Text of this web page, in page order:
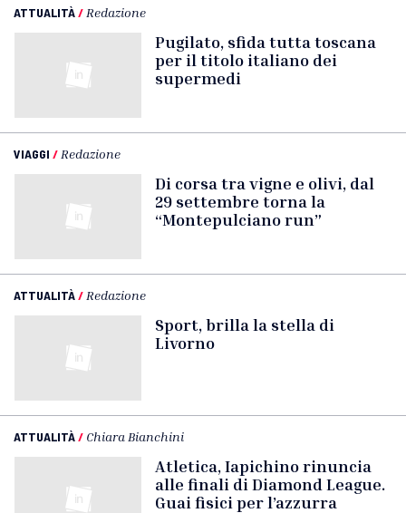
ATTUALITÀ/ Redazione
Pugilato, sfida tutta toscana
per il titolo italiano dei
supermedi
VIAGGI / Redazione
Di corsa tra vigne e olivi, dal
29 settembre torna la
“Montepulciano run”
ATTUALITÀ/ Redazione
Sport, brilla la stella di
Livorno
ATTUALITÀ/ Chiara Bianchini
Atletica, Iapichino rinuncia
alle finali di Diamond League.
Guai fisici per l’azzurra